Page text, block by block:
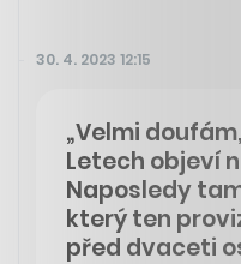
30. 4. 2023 12:15
„Velmi
Letech objeví
Naposledy
který ten
před dvaceti